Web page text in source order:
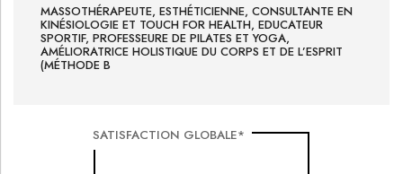
MASSOTHÉRAPEUTE, ESTHÉTICIENNE, CONSULTANTE EN
KINÉSIOLOGIE ET TOUCH FOR HEALTH, EDUCATEUR
SPORTIF, PROFESSEURE DE PILATES ET YOGA,
AMÉLIORATRICE HOLISTIQUE DU CORPS ET DE L’ESPRIT
(MÉTHODE B
SATISFACTION GLOBALE*